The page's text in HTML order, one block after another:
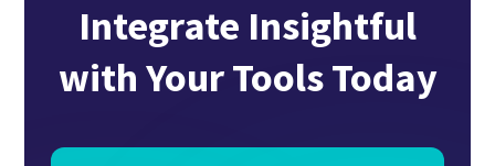
Integrate Insightful
with Your Tools Today